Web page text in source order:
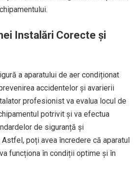
Instalări Corecte și
a aparatului de aer condiționat
accidentelor și avarierii
profesionist va evalua locul de
potrivit și va efectua
de siguranță și
poți avea încredere că aparatul
funcționa în condiții optime și în